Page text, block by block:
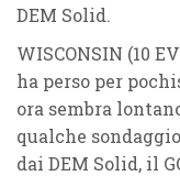
DEM Solid.
WISCONSIN (10
ha perso per
ora sembra
qualche
dai DEM Solid, il